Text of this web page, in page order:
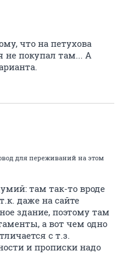
что на петухова
не покупал там... А
для переживаний на этом
там так-то вроде
даже на сайте
здание, поэтому там
а вот чем одно
с т.з.
и прописки надо